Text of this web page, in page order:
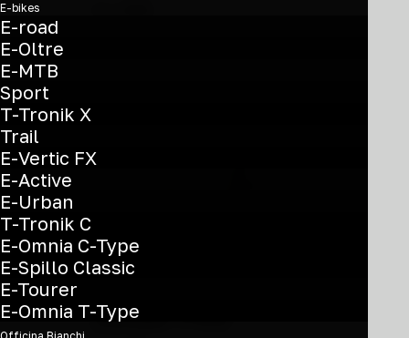
E-bikes
E-road
E-Oltre
E-MTB
Sport
T-Tronik X
Trail
E-Vertic FX
E-Active
E-Urban
T-Tronik C
E-Omnia C-Type
E-Spillo Classic
E-Tourer
E-Omnia T-Type
nella
Questo
prodotto
ha
Zolder PRO